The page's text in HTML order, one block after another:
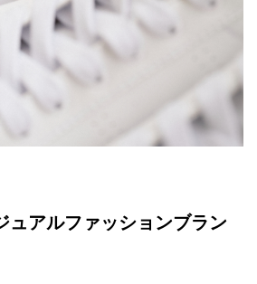
ュアルファッションブラン